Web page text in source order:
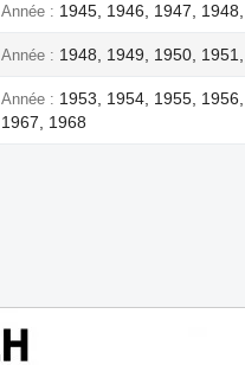
Année 1945, 1946, 1947,
Année 1948, 1949, 1950,
Année
1953, 1954, 1955,
1967, 1968